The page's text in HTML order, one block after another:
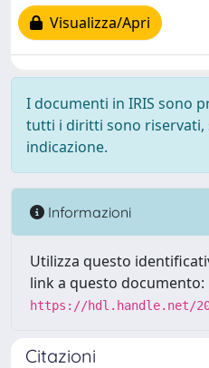
Visualizza/Apri
I documenti in IRIS sono
tutti i diritti sono riservati,
indicazione.
Informazioni
Utilizza questo
link a questo documento:
https://hdl.handle.net/
Citazioni